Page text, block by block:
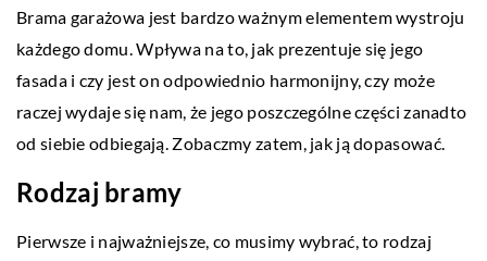
Brama garażowa jest bardzo ważnym elementem wystroju
każdego domu. Wpływa na to, jak prezentuje się jego
fasada i czy jest on odpowiednio harmonijny, czy może
raczej wydaje się nam, że jego poszczególne części zanadto
od siebie odbiegają. Zobaczmy zatem, jak ją dopasować.
Rodzaj bramy
Pierwsze i najważniejsze, co musimy wybrać, to rodzaj